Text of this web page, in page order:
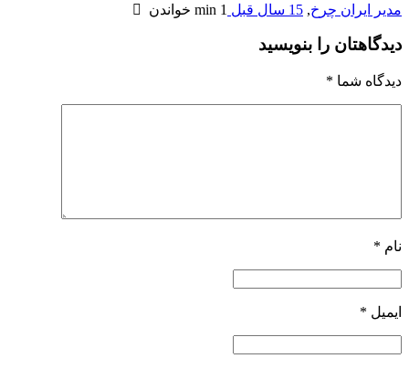
مدیر ایران چرخ, 15 سال قبل 1 min خواندن
دیدگاهتان را بنویسید
دیدگاه شما *
نام *
ایمیل *